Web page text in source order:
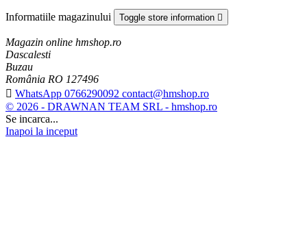
Informatiile magazinului Toggle store information 
Magazin online hmshop.ro
Dascalesti
Buzau
România RO 127496
 WhatsApp 0766290092 contact@hmshop.ro
© 2026 - DRAWNAN TEAM SRL - hmshop.ro
Se incarca...
Inapoi la inceput